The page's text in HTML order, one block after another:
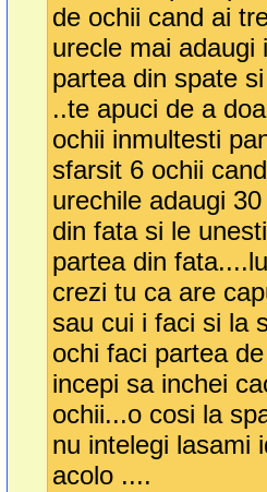
de ochii cand ai
urecle mai adaugi
partea din spate
..te apuci de a
ochii inmultesti
sfarsit 6 ochii
urechile adaugi
din fata si le
partea din
crezi tu ca are
sau cui i faci si la
ochi faci partea
incepi sa inchei
ochii...o cosi la
nu intelegi lasami
acolo ....